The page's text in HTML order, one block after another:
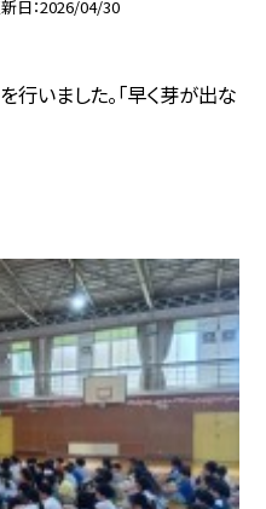
日 2026/04/30
行いました。「早く芽が出な